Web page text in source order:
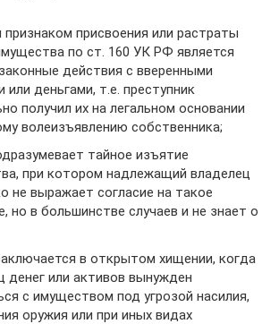
присвоения или растраты
по ст. 160 УК РФ является
действия с вверенными
или деньгами, т.е. преступник
получил их на легальном основании
волеизъявлению собственника;
тайное изъятие
при котором надлежащий владелец
не выражает согласие на такое
но в большинстве случаев и не знает о
в открытом хищении, когда
денег или активов вынужден
с имуществом под угрозой насилия,
оружия или при иных видах